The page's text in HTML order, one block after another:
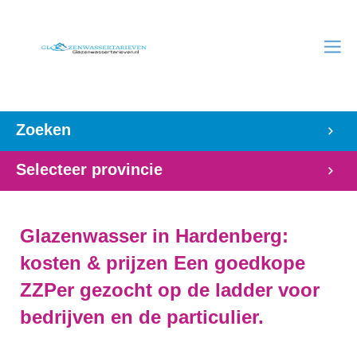
Zoeken
Selecteer provincie
Glazenwasser in Hardenberg:
kosten & prijzen Een goedkope
ZZPer gezocht op de ladder voor
bedrijven en de particulier.